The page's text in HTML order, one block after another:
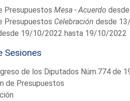
Presupuestos Mesa - Acuerdo
Presupuestos Celebración desde
19/10/2022 hasta 19/10/2022
Sesiones
de los Diputados Núm.774 de
de Presupuestos